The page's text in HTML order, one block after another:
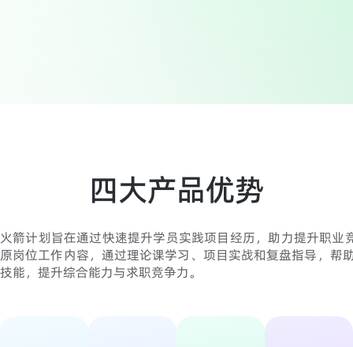
四大产品优势
火箭计划旨在通过快速提升学员实践项目经历，助力提升职业
原岗位工作内容，通过理论课学习、项目实战和复盘指导，帮
技能，提升综合能力与求职竞争力。